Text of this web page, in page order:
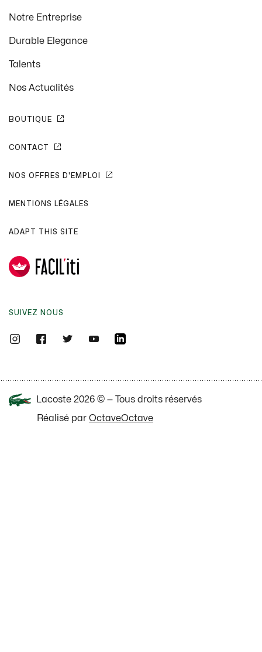
Notre Entreprise
Durable Elegance
Talents
Nos Actualités
BOUTIQUE
CONTACT
NOS OFFRES D'EMPLOI
MENTIONS LÉGALES
ADAPT THIS SITE
SUIVEZ NOUS
Lacoste 2026 © — Tous droits réservés
Réalisé par OctaveOctave